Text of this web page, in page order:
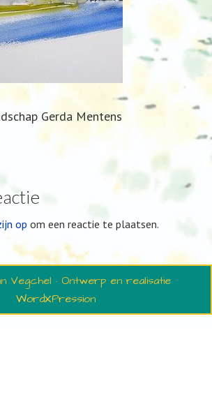
Gerda Mentens
op om een reactie te plaatsen.
Vegchel · Ontwerp en realisatie
WordXPression